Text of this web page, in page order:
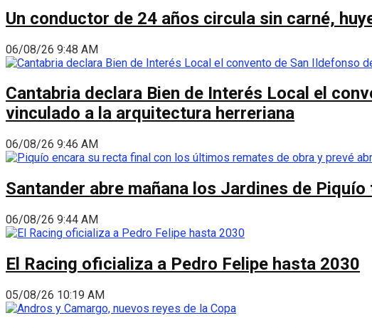
Un conductor de 24 años circula sin carné,
06/08/26 9:48 AM
Cantabria declara Bien de Interés Local el
vinculado a la arquitectura herreriana
06/08/26 9:46 AM
Santander abre mañana los Jardines de
06/08/26 9:44 AM
El Racing oficializa a Pedro Felipe hasta 2030
05/08/26 10:19 AM